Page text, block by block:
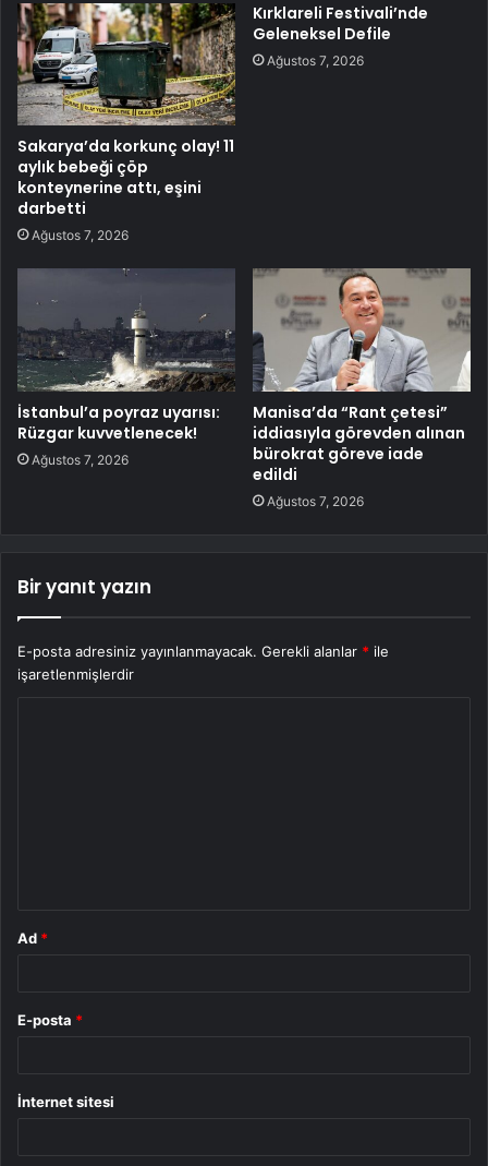
Sakarya’da korkunç olay! 11
aylık bebeği çöp
konteynerine attı, eşini
darbetti
Ağustos 7, 2026
Kırklareli Festivali’nde
Geleneksel Defile
Ağustos 7, 2026
İstanbul’a poyraz uyarısı:
Rüzgar kuvvetlenecek!
Ağustos 7, 2026
Manisa’da “Rant çetesi”
iddiasıyla görevden alınan
bürokrat göreve iade
edildi
Ağustos 7, 2026
Bir yanıt yazın
E-posta adresiniz yayınlanmayacak. Gerekli alanlar * ile
işaretlenmişlerdir
Ad *
E-posta *
İnternet sitesi